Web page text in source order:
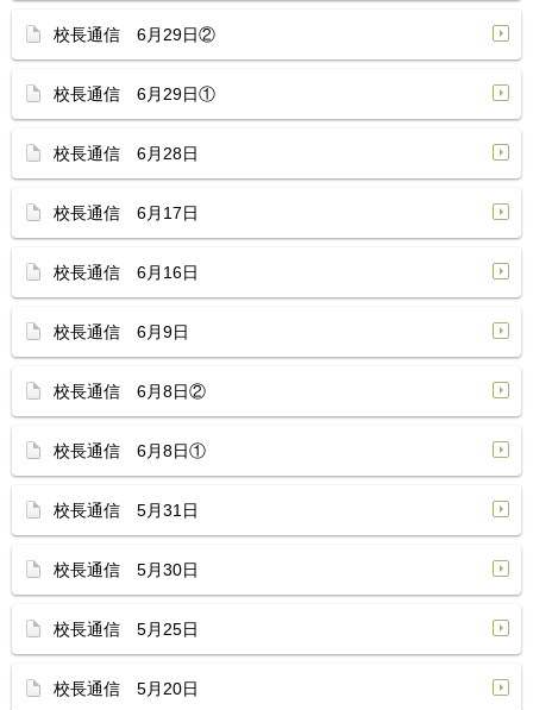
校長通信 6月29日②
校長通信 6月29日①
校長通信 6月28日
校長通信 6月17日
校長通信 6月16日
校長通信 6月9日
校長通信 6月8日②
校長通信 6月8日①
校長通信 5月31日
校長通信 5月30日
校長通信 5月25日
校長通信 5月20日